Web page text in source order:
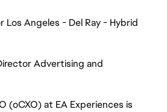
Los Angeles - Del Ray - Hybrid
Advertising and
(oCXO) at EA Experiences is